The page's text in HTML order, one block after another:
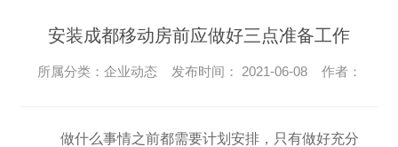
安装成都移动房前应做好三点准备工作
所属分类：企业动态 发布时间： 2021-06-08 作者：
做什么事情之前都需要计划安排，只有做好充分